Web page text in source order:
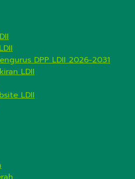
DPP LDII 2026-2031
LDII
LDII